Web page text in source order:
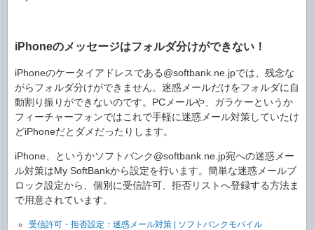
iPhoneのメッセージはフォルダ分けができない！
iPhoneのケータイアドレスである@softbank.ne.jpでは、残念な
がらフォルダ分けができません。迷惑メールだけをフォルダに自
動割り振りができないのです。PCメールや、ガラケーというか
フィーチャーフォンではこれで手軽に迷惑メール対策していたけ
どiPhoneだとダメだったりします。
iPhone、というかソフトバンク@softbank.ne.jp宛への迷惑メー
ル対策はMy SoftBankから設定を行います。簡単な迷惑メールブ
ロック設定から、個別に受信許可、拒否リストへ登録する方法ま
で用意されています。
受信許可・拒否設定：迷惑メール対策 | ソフトバンクモバイル